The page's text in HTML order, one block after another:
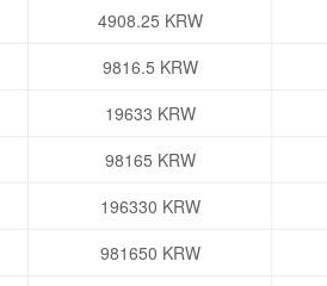
4908.25 KRW
9816.5 KRW
19633 KRW
98165 KRW
196330 KRW
981650 KRW